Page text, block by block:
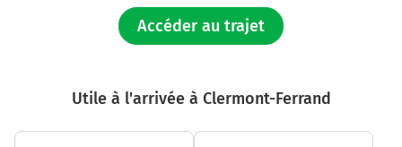
Tourner à droite sur D217 (Rue du Rocher) et continuer
sur 4,8 kilomètres
Tourner légèrement à gauche sur D217 (Route du Lavoir)
Accéder au trajet
Utile à l'arrivée à Clermont-Ferrand